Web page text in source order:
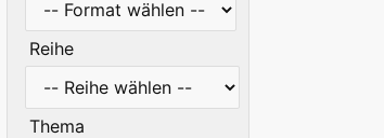
Reihe
Thema